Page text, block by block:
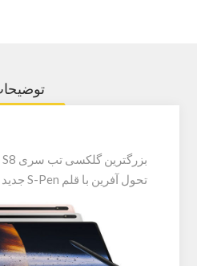
تحول آفرین با قلم S-Pen جدید